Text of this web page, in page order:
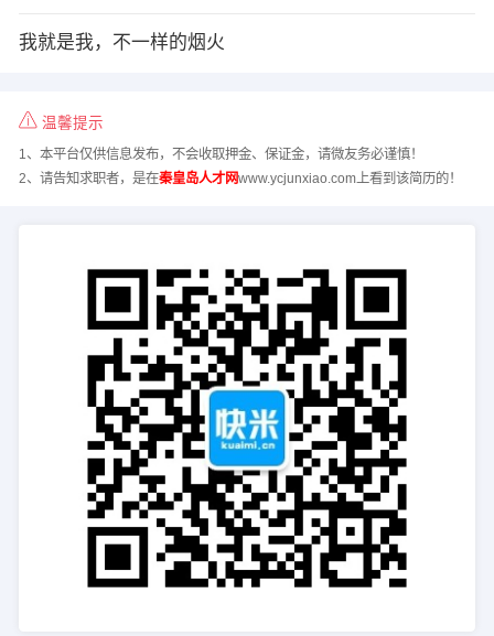
我就是我，不一样的烟火
温馨提示
1、本平台仅供信息发布，不会收取押金、保证金，请微友务必谨慎！
2、请告知求职者，是在秦皇岛人才网www.ycjunxiao.com上看到该简历的！